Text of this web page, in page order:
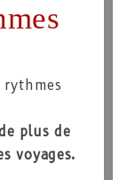
rythmes
plus de
voyages.